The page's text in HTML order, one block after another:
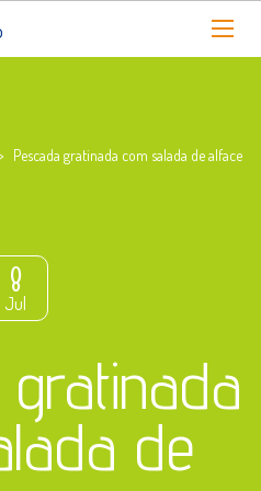
Pescada gratinada com salada de alface
8
Jul
de